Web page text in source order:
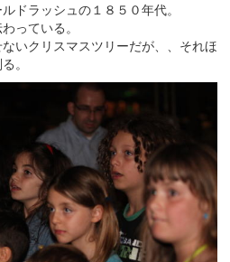
ドラッシュの１８５０年代。
っている。
いクリスマスツリーだが、、それほ
。